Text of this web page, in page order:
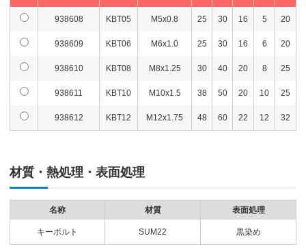
938608 KBT05 M5x0.8 25 30 16 5 20
938609 KBT06 M6x1.0 25 30 16 6 20
938610 KBT08 M8x1.25 30 40 20 8 25
938611 KBT10 M10x1.5 38 50 20 10 25
938612 KBT12 M12x1.75 48 60 22 12 32
材質・熱処理・表面処理
名称 材質 表面処理
キーボルト SUM22 黒染め